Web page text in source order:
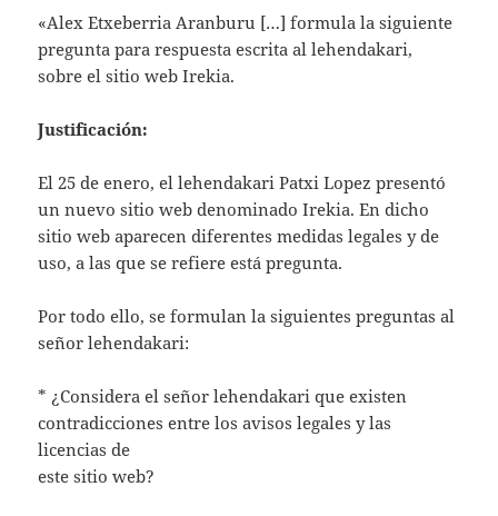
«Alex Etxeberria Aranburu […] formula la siguiente
pregunta para respuesta escrita al lehendakari,
sobre el sitio web Irekia.
Justificación:
El 25 de enero, el lehendakari Patxi Lopez presentó
un nuevo sitio web denominado Irekia. En dicho
sitio web aparecen diferentes medidas legales y de
uso, a las que se refiere está pregunta.
Por todo ello, se formulan la siguientes preguntas al
señor lehendakari:
* ¿Considera el señor lehendakari que existen
contradicciones entre los avisos legales y las
licencias de
este sitio web?